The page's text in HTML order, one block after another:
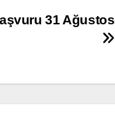
31 Ağustos